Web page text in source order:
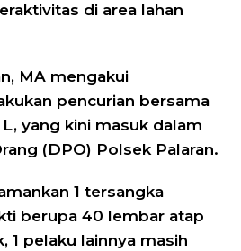
di area lahan
MA mengakui
pencurian bersama
yang kini masuk dalam
(DPO) Polsek Palaran.
1 tersangka
berupa 40 lembar atap
1 pelaku lainnya masih